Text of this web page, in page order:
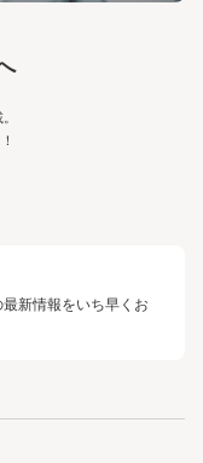
新情報をいち早くお